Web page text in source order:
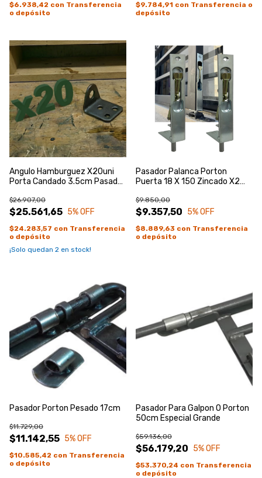
$6.938,42 con Transferencia
o depósito
$9.784,91 con Transferencia o
depósito
Angulo Hamburguez X20uni
Porta Candado 3.5cm Pasador
$25.561,65
$26.907,00
5% OFF
$24.283,57 con Transferencia
o depósito
¡Solo quedan 2 en stock!
Pasador Palanca Porton
Puerta 18 X 150 Zincado X2
$9.357,50
$9.850,00
5% OFF
$8.889,63 con Transferencia
o depósito
Pasador Porton Pesado 17cm
$11.142,55
$11.729,00
5% OFF
$10.585,42 con Transferencia
o depósito
Pasador Para Galpon O Porton
50cm Especial Grande
$56.179,20
$59.136,00
5% OFF
$53.370,24 con Transferencia
o depósito